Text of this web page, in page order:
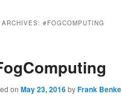
ARCHIVES: #FOGCOMPUTING
on May 23, 2016byFrank Benke